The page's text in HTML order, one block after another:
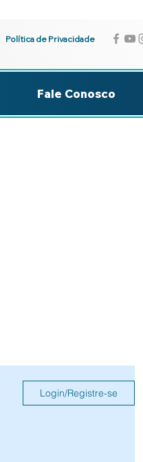
Política de Privacidade
Fale Conosco
Login/Registre-se